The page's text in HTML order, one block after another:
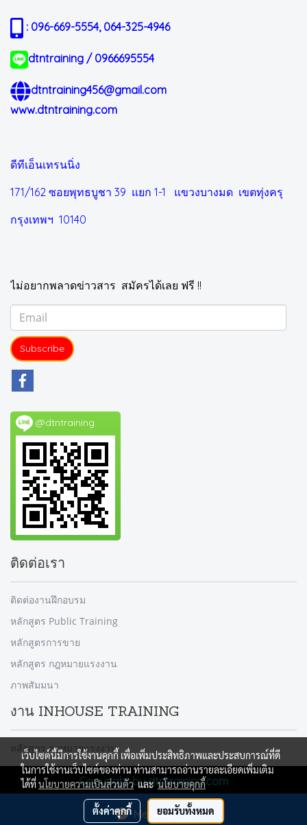
Message Us
: 096-669-5554, 064-325-4946
dtntraining / 0966695554
dtntraining456@gmail.com
www.dtntraining.com
ดีทีเอ็นเทรนนิ่ง
171/162 ซอยพุทธบูชา 39 แยก 1-1 แขวงบางมด เขตทุ่งครุ
กรุงเทพฯ 10140
ไม่อยากพลาดข่าวสาร สมัครได้เลย ฟรี !!
Subscribe
@dtntraining
ติดต่อเรา
ติดต่องานฝึกอบรม
หลักสูตร Public Training
หลักสูตรการขาย
หลักสูตร กฎหมายแรงงาน
ภาพสัมมนา
งาน INHOUSE TRAINING
หลักสูตร กฎหมายแรงงาน
Copyright by dtntraining.com
ผู้เข้าชมวันนี้ 971
เว็บไซต์นี้มีการใช้งานคุกกี้ เพื่อเพิ่มประสิทธิภาพและประสบการณ์ที่ดี
ในการใช้งานเว็บไซต์ของท่าน ท่านสามารถอ่านรายละเอียดเพิ่มเติม
ได้ที่นโยบายความเป็นส่วนตัวและนโยบายคุกกี้
ตั้งค่าคุกกี้ ยอมรับทั้งหมด